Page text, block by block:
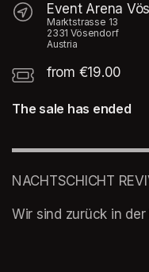
Event Arena
Marktstrasse 13
2331 Vösendorf
Austria
from €19.00
The sale has ended
NACHTSCHICHT
Wir sind zurück in der